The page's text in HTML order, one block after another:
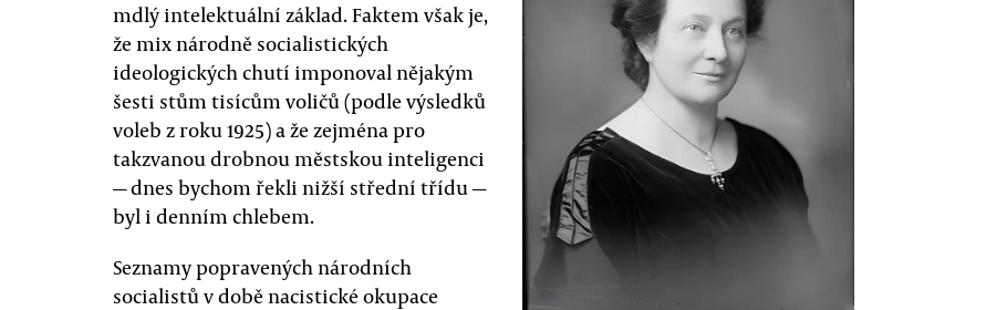
mdlý intelektuální základ. Faktem však je,
že mix národně socialistických
ideologických chutí imponoval nějakým
šesti stům tisícům voličů (podle výsledků
voleb z roku 1925) a že zejména pro
takzvanou drobnou městskou inteligenci
— dnes bychom řekli nižší střední třídu —
byl i denním chlebem.
Seznamy popravených národních
socialistů v době nacistické okupace